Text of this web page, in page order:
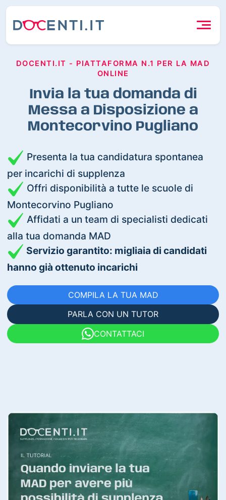
DOCENTI.IT - PIATTAFORMA N.1 PER LA MAD
ONLINE
Invia la tua domanda di
Messa a Disposizione a
Montecorvino Pugliano
Presenta la tua candidatura spontanea
per incarichi di supplenza
Offri disponibilità a tutte le scuole di
Montecorvino Pugliano
Affidati a un team di specialisti dedicati
alla tua domanda MAD
Servizio garantito: migliaia di candidati
hanno già ottenuto incarichi
COMPILA LA TUA MAD
PARLA CON UN TUTOR
CONTATTACI